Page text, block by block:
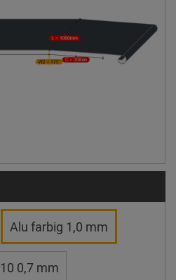
Alu farbig 1,0 mm
0,7 mm